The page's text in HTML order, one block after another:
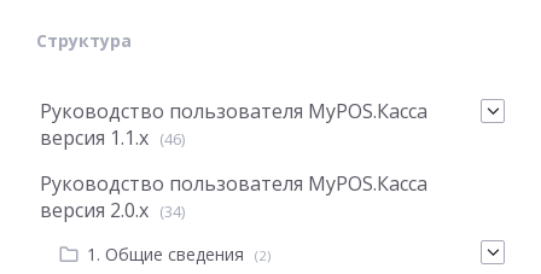
Структура
Руководство пользователя MyPOS.Касса
версия 1.1.х (46)
Руководство пользователя MyPOS.Касса
версия 2.0.x (34)
1. Общие сведения (2)